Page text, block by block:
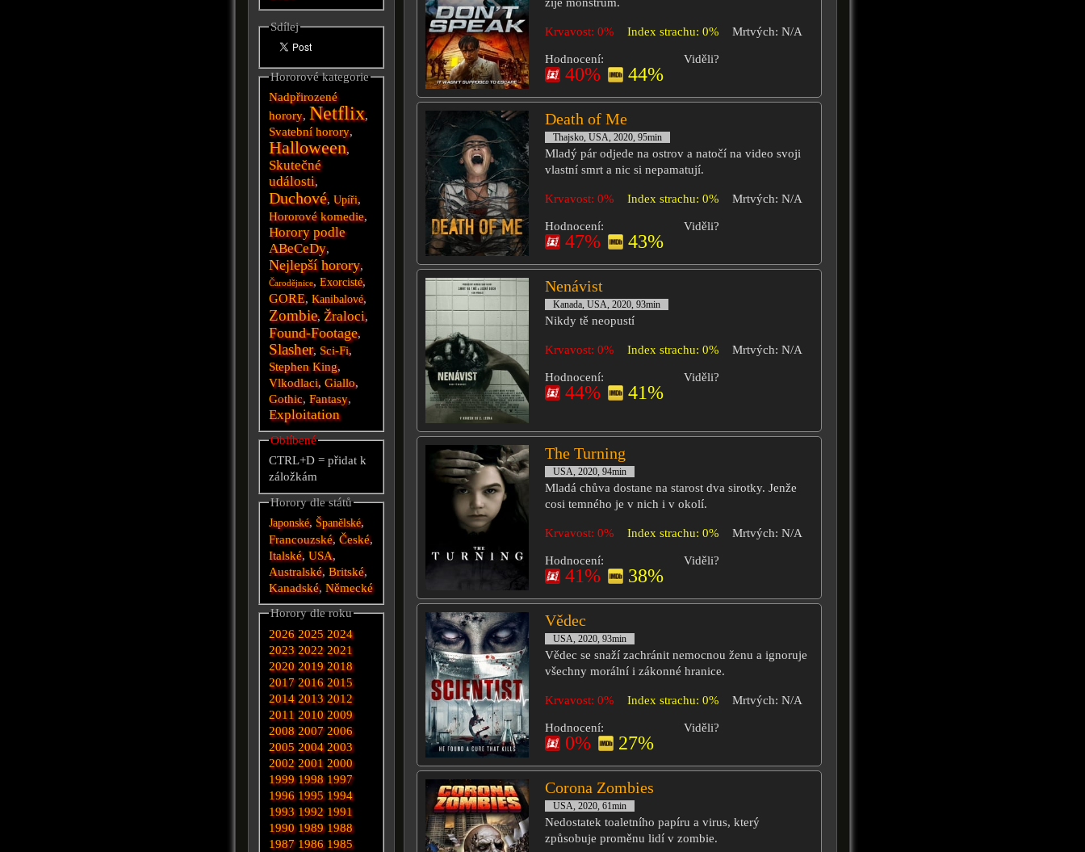
Krvavost: 0% Index strachu: 0% Mrtvých: N/A
Hodnocení:
40% 44%
Viděli?
Death of Me
Thajsko, USA, 2020, 95min
Mladý pár odjede na ostrov a natočí na video svoji
vlastní smrt a nic si nepamatují.
Krvavost: 0% Index strachu: 0% Mrtvých: N/A
Hodnocení:
47% 43%
Viděli?
Nenávist
Kanada, USA, 2020, 93min
Nikdy tě neopustí
Krvavost: 0% Index strachu: 0% Mrtvých: N/A
Hodnocení:
44% 41%
Viděli?
The Turning
USA, 2020, 94min
Mladá chůva dostane na starost dva sirotky. Jenže
cosi temného je v nich i v okolí.
Krvavost: 0% Index strachu: 0% Mrtvých: N/A
Hodnocení:
41% 38%
Viděli?
Vědec
USA, 2020, 93min
Vědec se snaží zachránit nemocnou ženu a ignoruje
všechny morální i zákonné hranice.
Krvavost: 0% Index strachu: 0% Mrtvých: N/A
Hodnocení:
0% 27%
Viděli?
Corona Zombies
USA, 2020, 61min
Nedostatek toaletního papíru a virus, který
způsobuje proměnu lidí v zombie.
Sdílej
Hororové kategorie
Nadpřirozené
horory, Netflix,
Svatební horory,
Halloween,
Skutečné
události,
Duchové,Upíři,
Hororové komedie,
Horory podle
ABeCeDy,
Nejlepší horory,
Čarodějnice,Exorcisté,
GORE,Kanibalové,
Zombie, Žraloci,
Found-Footage,
Slasher, Sci-Fi,
Stephen King,
Vlkodlaci,Giallo,
Gothic,Fantasy,
Exploitation
Oblíbené
CTRL+D = přidat k
záložkám
Horory dle států
Japonské, Španělské,
Francouzské,České,
Italské,USA,
Australské,Britské,
Kanadské,Německé
Horory dle roku
2026 2025 2024
2023 2022 2021
2020 2019 2018
2017 2016 2015
2014 2013 2012
2011 2010 2009
2008 2007 2006
2005 2004 2003
2002 2001 2000
1999 1998 1997
1996 1995 1994
1993 1992 1991
1990 1989 1988
1987 1986 1985